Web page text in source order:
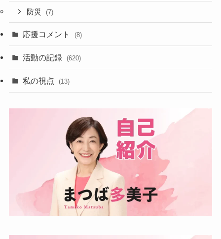
防災 (7)
応援コメント (8)
活動の記録 (620)
私の視点 (13)